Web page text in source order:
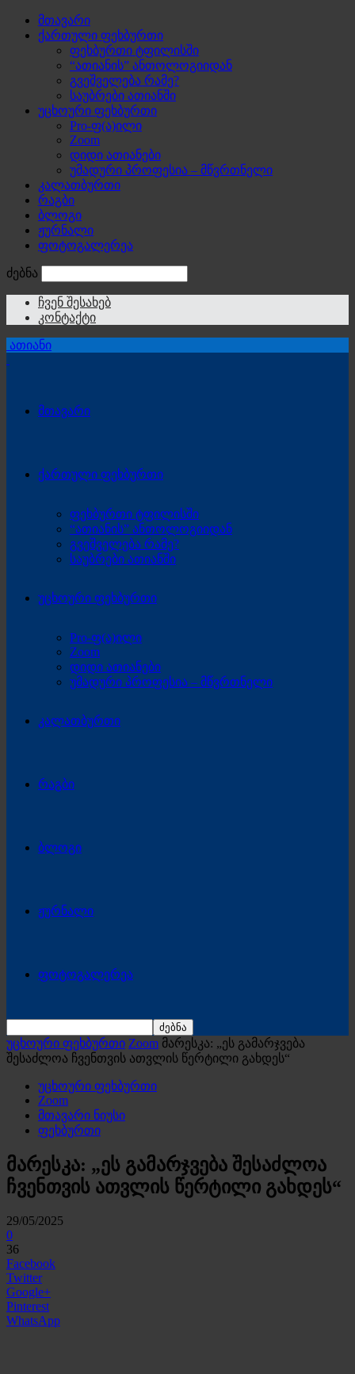
მთავარი
ქართული ფეხბურთი
ფეხბურთი ტფილისში
“ათიანის” ანთოლოგიიდან
გვეშველება რამე?
საუბრები ათიანში
უცხოური ფეხბურთი
Pro-ფ(ა)ილი
Zoom
დიდი ათიანები
უმადური პროფესია – მწვრთნელი
კალათბურთი
რაგბი
ბლოგი
ჟურნალი
ფოტოგალერეა
ძებნა
ჩვენ შესახებ
კონტაქტი
ათიანი
მთავარი
ქართული ფეხბურთი
ფეხბურთი ტფილისში
“ათიანის” ანთოლოგიიდან
გვეშველება რამე?
საუბრები ათიანში
უცხოური ფეხბურთი
Pro-ფ(ა)ილი
Zoom
დიდი ათიანები
უმადური პროფესია – მწვრთნელი
კალათბურთი
რაგბი
ბლოგი
ჟურნალი
ფოტოგალერეა
უცხოური ფეხბურთი Zoom მარესკა: „ეს გამარჯვება
შესაძლოა ჩვენთვის ათვლის წერტილი გახდეს“
უცხოური ფეხბურთი
Zoom
მთავარი ნიუსი
ფეხბურთი
მარესკა: „ეს გამარჯვება შესაძლოა
ჩვენთვის ათვლის წერტილი გახდეს“
29/05/2025
0
36
Facebook
Twitter
Google+
Pinterest
WhatsApp